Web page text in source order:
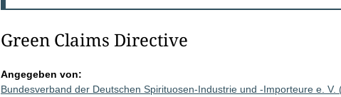
Green Claims Directive
Angegeben von:
Bundesverband der Deutschen Spirituosen-Industrie und -Importeure e. V.